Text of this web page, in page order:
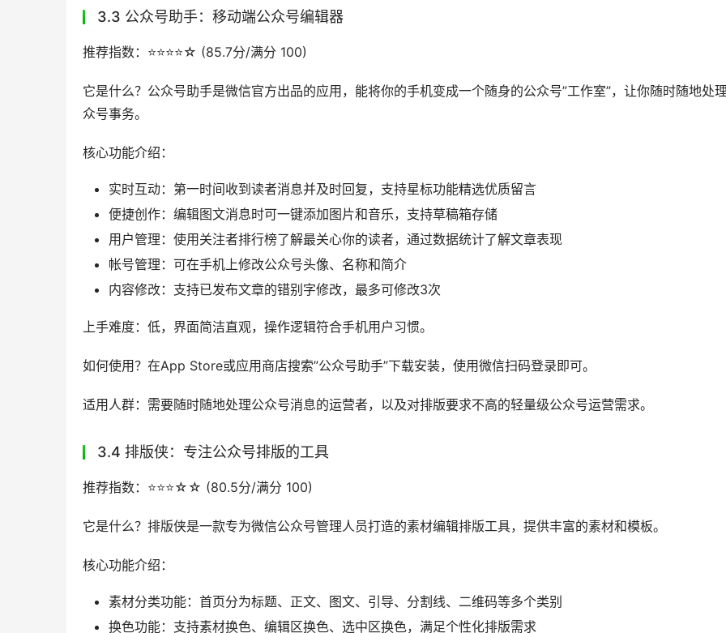
理。
核心功能介绍：
一键登录：支持多个账号一键登录，减少了用户90%的登录时间
账号管理：一个工具轻松管理所有新媒体账号，包括微信、微博、知乎等
营销日历：为用户计划整理好全年的大事件，提前做好内容规划
数据看板：微信所有公众号的数据一览无余，便于数据分析
热点中心：每天推送各大网站的最新热点，帮助把握内容方向
上手难度：中等，需要一定时间熟悉多平台操作逻辑。
如何使用？在浏览器扩展中心搜索”新媒体助手”安装插件，或在官方网站下载安装，添加账号后即可使用。
适用人群：需要管理多个新媒体平台账号的运营者，尤其是同时运营微信、微博、知乎等平台的用户。
3.3 公众号助手：移动端公众号编辑器
推荐指数：⭐️⭐️⭐️⭐️☆ (85.7分/满分 100)
它是什么？公众号助手是微信官方出品的应用，能将你的手机变成一个随身的公众号”工作室”，让你随时随地处
便捷创作：编辑图文消息时可一键添加图片和音乐，支持草稿箱存储
用户管理：使用关注者排行榜了解最关心你的读者，通过数据统计了解文章表现
帐号管理：可在手机上修改公众号头像、名称和简介